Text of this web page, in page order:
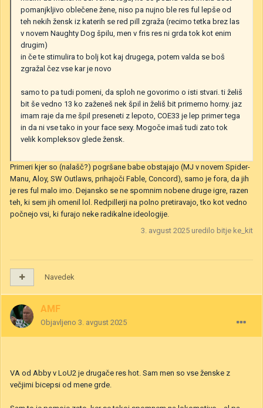
pomanjkljivo oblečene žene, niso pa nujno ble res ful lepše od
teh nekih žensk iz katerih se red pill zgraža (recimo tetka brez las
v novem Naughty Dog špilu, men v fris res ni grda tok kot enim
drugim)
in če te stimulira to bolj kot kaj drugega, potem valda se boš
zgražal čez vse kar je novo
samo to pa tudi pomeni, da sploh ne govorimo o isti stvari. ti želiš
bit še vedno 13 ko zaženeš nek špil in želiš bit primerno horny. jaz
imam raje da me špil preseneti z lepoto, COE33 je lep primer tega
in da ni vse tako in your face sexy. Mogoče imaš tudi zato tok
velik kompleksov glede žensk.
Primeri kjer so (nalašč?) pogršane babe obstajajo (MJ v novem Spider-
Manu, Aloy, SW Outlaws, prihajoči Fable, Concord), samo je fora, da jih
je res ful malo imo. Dejansko se ne spomnim nobene druge igre, razen
teh, ki sem jih omenil lol. Redpillerji na polno pretiravajo, tko kot vedno
počnejo vsi, ki furajo neke radikalne ideologije.
3. avgust 2025 uredilo bitje ke_kit
Navedek
AMF
Objavljeno 3. avgust 2025
VA od Abby v LoU2 je drugače res hot. Sam men so vse ženske z
večjimi bicepsi od mene grde.